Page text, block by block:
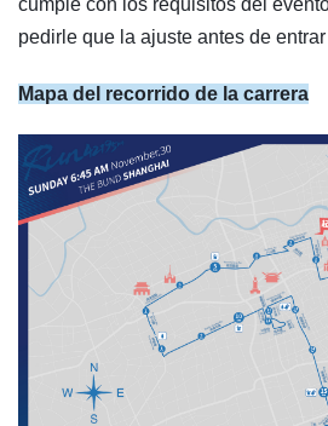
pedirle que la ajuste antes de
Mapa del recorrido de la carrera